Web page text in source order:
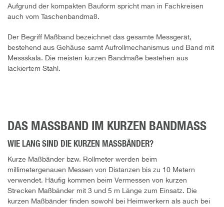
Aufgrund der kompakten Bauform spricht man in Fachkreisen
auch vom Taschenbandmaß.
Der Begriff Maßband bezeichnet das gesamte Messgerät,
bestehend aus Gehäuse samt Aufrollmechanismus und Band mit
Messskala. Die meisten kurzen Bandmaße bestehen aus
lackiertem Stahl.
DAS MASSBAND IM KURZEN BANDMASS
WIE LANG SIND DIE KURZEN MASSBÄNDER?
Kurze Maßbänder bzw. Rollmeter werden beim
millimetergenauen Messen von Distanzen bis zu 10 Metern
verwendet. Häufig kommen beim Vermessen von kurzen
Strecken Maßbänder mit 3 und 5 m Länge zum Einsatz. Die
kurzen Maßbänder finden sowohl bei Heimwerkern als auch bei